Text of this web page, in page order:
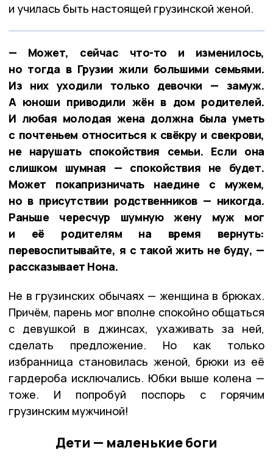
и училась быть настоящей грузинской женой.
— Может, сейчас что-то и изменилось,
но тогда в Грузии жили большими семьями.
Из них уходили только девочки — замуж.
А юноши приводили жён в дом родителей.
И любая молодая жена должна была уметь
с почтеньем относиться к свёкру и свекрови,
не нарушать спокойствия семьи. Если она
слишком шумная — спокойствия не будет.
Может покапризничать наедине с мужем,
но в присутствии родственников — никогда.
Раньше чересчур шумную жену муж мог
и её родителям на время вернуть:
перевоспитывайте, я с такой жить не буду, —
рассказывает Нона.
Не в грузинских обычаях — женщина в брюках.
Причём, парень мог вполне спокойно общаться
с девушкой в джинсах, ухаживать за ней,
сделать предложение. Но как только
избранница становилась женой, брюки из её
гардероба исключались. Юбки выше колена —
тоже. И попробуй поспорь с горячим
грузинским мужчиной!
Дети — маленькие боги